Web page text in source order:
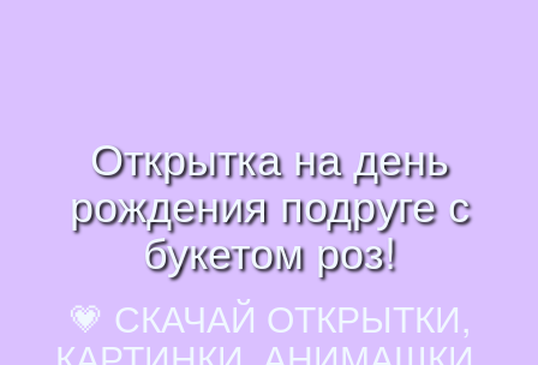
Открытка на день
рождения подруге с
букетом роз!
💗 СКАЧАЙ ОТКРЫТКИ,